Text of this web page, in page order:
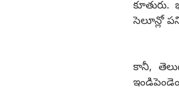
సెలూన్లో
కానీ,